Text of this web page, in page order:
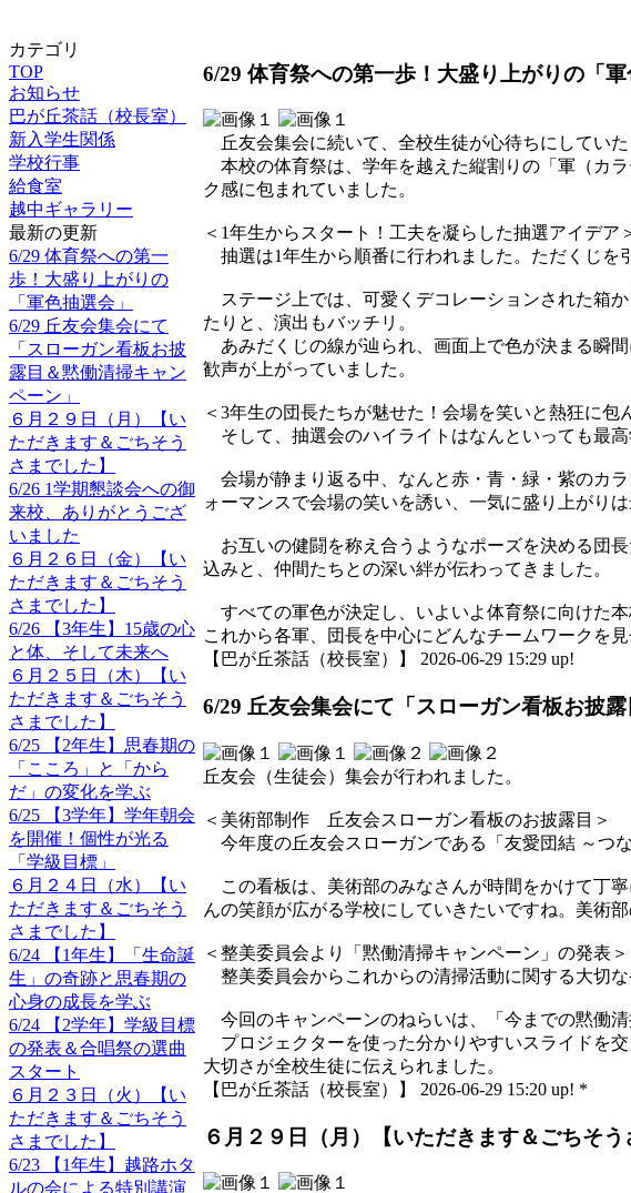
カテゴリ
TOP
お知らせ
巴が丘茶話（校長室）
新入学生関係
学校行事
給食室
越中ギャラリー
最新の更新
6/29 体育祭への第一
歩！大盛り上がりの
「軍色抽選会」
6/29 丘友会集会にて
「スローガン看板お披
露目＆黙働清掃キャン
ペーン」
６月２９日（月）【い
ただきます＆ごちそう
さまでした】
6/26 1学期懇談会への御
来校、ありがとうござ
いました
６月２６日（金）【い
ただきます＆ごちそう
さまでした】
6/26 【3年生】15歳の心
と体、そして未来へ
６月２５日（木）【い
ただきます＆ごちそう
さまでした】
6/25 【2年生】思春期の
「こころ」と「から
だ」の変化を学ぶ
6/25 【3学年】学年朝会
を開催！個性が光る
「学級目標」
６月２４日（水）【い
ただきます＆ごちそう
さまでした】
6/24 【1年生】「生命誕
生」の奇跡と思春期の
心身の成長を学ぶ
6/24 【2学年】学級目標
の発表＆合唱祭の選曲
スタート
６月２３日（火）【い
ただきます＆ごちそう
さまでした】
6/23 【1年生】越路ホタ
ルの会による特別講演
6/29 体育祭への第一歩！大盛り上がりの「軍
丘友会集会に続いて、全校生徒が心待ちにしてい
本校の体育祭は、学年を越えた縦割りの「軍（カ
ク感に包まれていました。
＜1年生からスタート！工夫を凝らした抽選アイデア
抽選は1年生から順番に行われました。ただくじを
ステージ上では、可愛くデコレーションされた箱
たりと、演出もバッチリ。
あみだくじの線が辿られ、画面上で色が決まる瞬
歓声が上がっていました。
＜3年生の団長たちが魅せた！会場を笑いと熱狂に包
そして、抽選会のハイライトはなんといっても最高
会場が静まり返る中、なんと赤・青・緑・紫のカ
ォーマンスで会場の笑いを誘い、一気に盛り上がりは
お互いの健闘を称え合うようなポーズを決める団
込みと、仲間たちとの深い絆が伝わってきました。
すべての軍色が決定し、いよいよ体育祭に向けた本
これから各軍、団長を中心にどんなチームワークを
【巴が丘茶話（校長室）】 2026-06-29 15:29 up!
6/29 丘友会集会にて「スローガン看板お披
丘友会（生徒会）集会が行われました。
＜美術部制作 丘友会スローガン看板のお披露目＞
今年度の丘友会スローガンである「友愛団結 ～つ
この看板は、美術部のみなさんが時間をかけて丁
んの笑顔が広がる学校にしていきたいですね。美術
＜整美委員会より「黙働清掃キャンペーン」の発表＞
整美委員会からこれからの清掃活動に関する大切な
今回のキャンペーンのねらいは、「今までの黙働
プロジェクターを使った分かりやすいスライドを
大切さが全校生徒に伝えられました。
【巴が丘茶話（校長室）】 2026-06-29 15:20 up! *
６月２９日（月）【いただきます＆ごちそう